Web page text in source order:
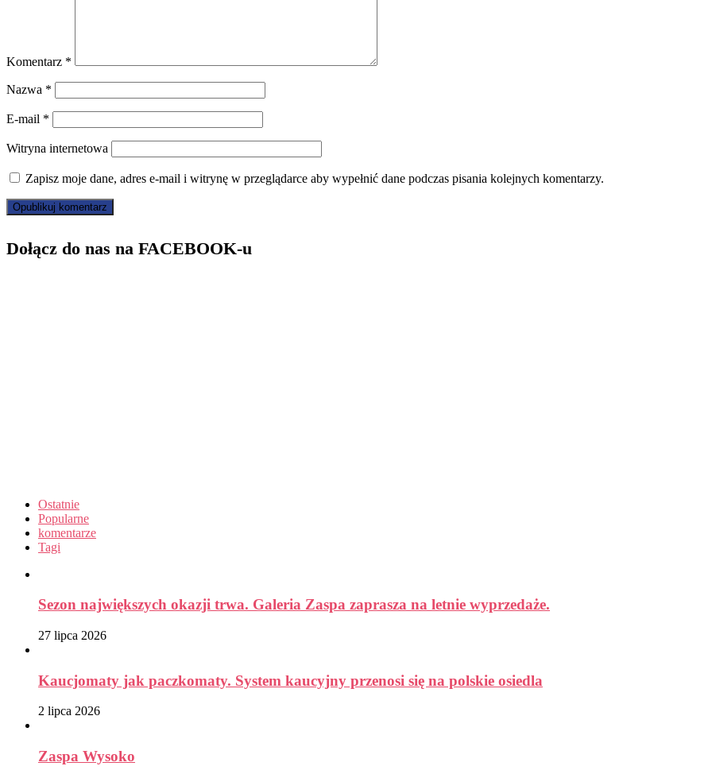
Komentarz *
Nazwa *
E-mail *
Witryna internetowa
Zapisz moje dane, adres e-mail i witrynę w przeglądarce aby wypełnić dane podczas pisania kolejnych komentarzy.
Dołącz do nas na FACEBOOK-u
Ostatnie
Popularne
komentarze
Tagi
Sezon największych okazji trwa. Galeria Zaspa zaprasza na letnie wyprzedaże.
27 lipca 2026
Kaucjomaty jak paczkomaty. System kaucyjny przenosi się na polskie osiedla
2 lipca 2026
Zaspa Wysoko